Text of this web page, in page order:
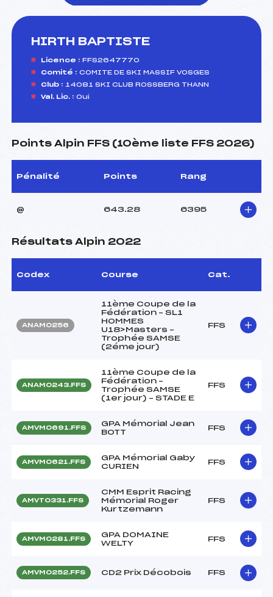
HIRTH BAPTISTE
Licence : FFS2647770
Comité : COMITE DE SKI MASSIF VOSGES
Club : 14081 SKI CLUB ROSSBERG THANN
Val. Lic. : Oui
Points Alpin FFS (10ème liste FFS 2026)
Pénalité Points Rang
@ 643.28 6395
Résultats Alpin 2022
Codex Course Cat.
ANAM0256
11ème Coupe de la
Fédération – SL1
HOMMES
U18>Masters –
Trophée SAMSE
(2éme jour)
FFS
ANAM0243.FFS
11ème Coupe de la
Fédération –
Trophée SAMSE
(1er jour) – STADE E
FFS
AMVM0691.FFS
GPA Mémorial Jean
BOTT
FFS
AMVM0621.FFS
GPA Mémorial Gaby
CURIEN
FFS
AMVT0331.FFS
CMM Esprit Racing
Mémorial Roger
Kurtzemann
FFS
AMVM0281.FFS
GPA DOMAINE
WELTY
FFS
AMVM0252.FFS CD2 Prix Décobois FFS